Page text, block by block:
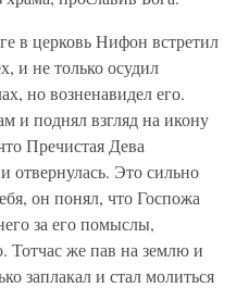
в церковь Нифон встретил
и не только осудил
но возненавидел его.
и поднял взгляд на икону
Пречистая Дева
отвернулась. Это сильно
он понял, что Госпожа
за его помыслы,
Тотчас же пав на землю и
заплакал и стал молиться